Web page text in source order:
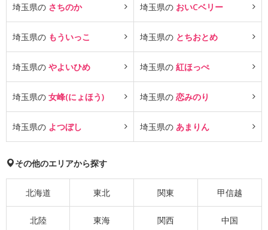
埼玉県の さちのか 埼玉県の おいCベリー
埼玉県の もういっこ 埼玉県の とちおとめ
埼玉県の やよいひめ 埼玉県の 紅ほっぺ
埼玉県の 女峰(にょほう) 埼玉県の 恋みのり
埼玉県の よつぼし 埼玉県の あまりん
その他のエリアから探す
北海道 東北 関東 甲信越
北陸 東海 関西 中国